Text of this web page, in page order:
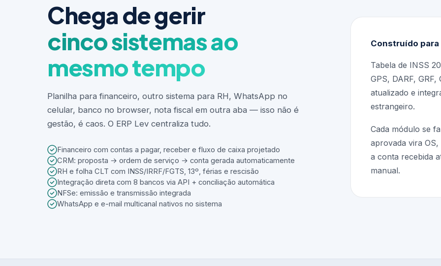
Chega de gerir
cinco sistemas ao
mesmo tempo
Planilha para financeiro, outro sistema para RH, WhatsApp no
celular, banco no browser, nota fiscal em outra aba — isso não é
gestão, é caos. O ERP Lev centraliza tudo.
Financeiro com contas a pagar, receber e fluxo de caixa projetado
CRM: proposta → ordem de serviço → conta gerada automaticamente
RH e folha CLT com INSS/IRRF/FGTS, 13º, férias e rescisão
Integração direta com 8 bancos via API + conciliação automática
NFSe: emissão e transmissão integrada
WhatsApp e e-mail multicanal nativos no sistema
Construído
Tabela de INSS
GPS, DARF,
atualizado e
estrangeiro.
Cada módulo se
aprovada vira
a conta recebida
manual.